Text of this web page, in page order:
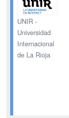
UNIR -
Universidad
Internacional
de La Rioja